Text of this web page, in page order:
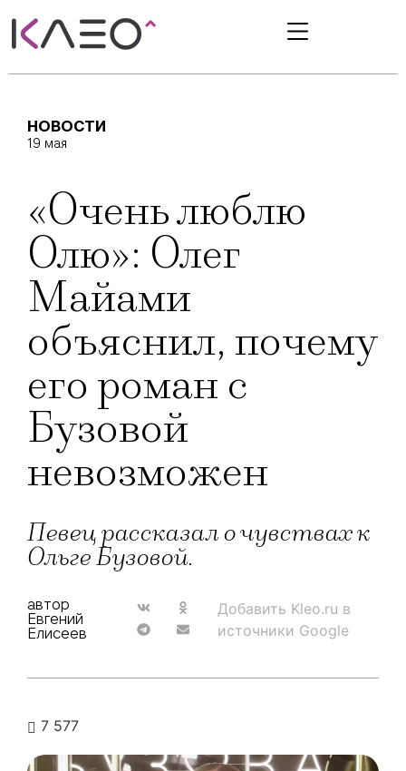
НОВОСТИ
19 мая
«Очень люблю
Олю»: Олег
Майами
объяснил, почему
его роман с
Бузовой
невозможен
Певец рассказал о чувствах к
Ольге Бузовой.
автор
Евгений
Елисеев
Добавить Kleo.ru в
источники Google
7 577